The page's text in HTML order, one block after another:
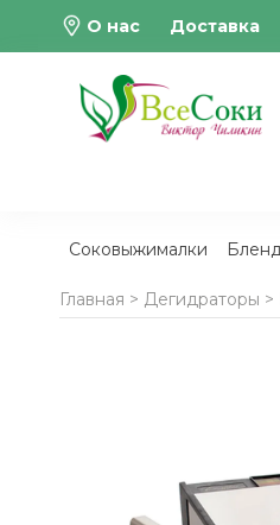
О нас Доставка
Соковыжималки
Главная > Дегидраторы >